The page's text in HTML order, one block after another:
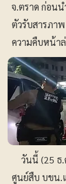
จ.ตราด ก่อนน
ตัวรับสารภา
ความคืบหน้า
วันนี้ (25 ธ.
ศูนย์สืบ บขน.